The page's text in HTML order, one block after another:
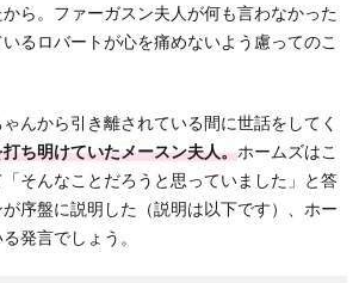
ら。ファーガスン夫人が何も言わなかった
るロバートが心を痛めないよう慮ってのこ
んから引き離されている間に世話をしてく
ち明けていたメースン夫人。ホームズはこ
そんなことだろうと思っていました」と答
序盤に説明した（説明は以下です）、ホー
発言でしょう。